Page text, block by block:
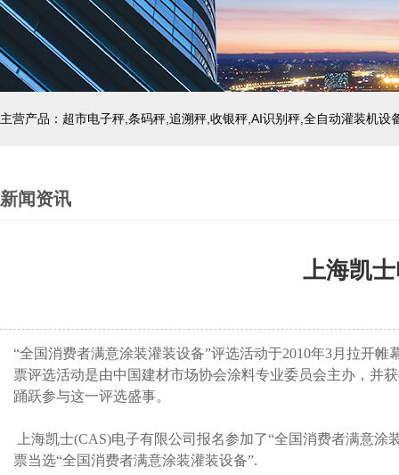
主营产品：超市电子秤,条码秤,追溯秤,收银秤,AI识别秤,全自动灌装机设
新闻资讯
上海凯
“全国消费者满意涂装灌装设备”评选活动于2010年3月拉开
票评选活动是由中国建材市场协会涂料专业委员会主办，并
踊跃参与这一评选盛事。
上海凯士(CAS)电子有限公司报名参加了“全国消费者满意
票当选“全国消费者满意涂装灌装设备”.